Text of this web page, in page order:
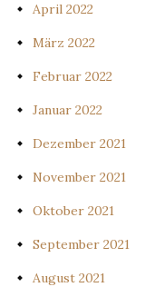
April 2022
März 2022
Februar 2022
Januar 2022
Dezember 2021
November 2021
Oktober 2021
September 2021
August 2021